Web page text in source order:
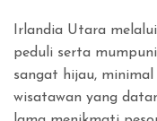
Irlandia Utara
peduli serta
sangat hijau,
wisatawan yang